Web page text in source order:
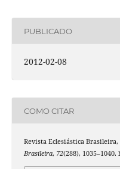
PUBLICADO
2012-02-08
COMO CITAR
Revista Eclesiástica Brasileira,
Brasileira, 72(288),